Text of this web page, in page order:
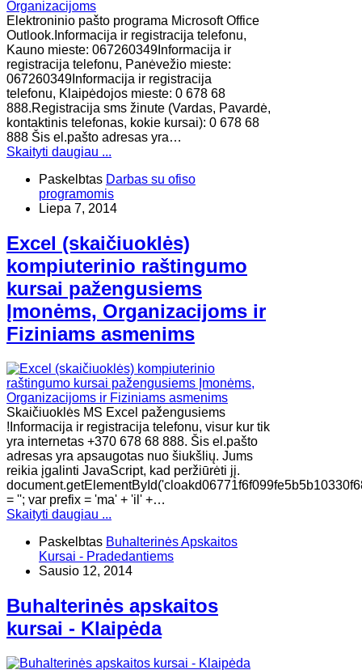
Elektroninio pašto programa Microsoft Office
Outlook.Informacija ir registracija telefonu,
Kauno mieste: 067260349Informacija ir
registracija telefonu, Panėvežio mieste:
067260349Informacija ir registracija
telefonu, Klaipėdojos mieste: 0 678 68
888.Registracija sms žinute (Vardas, Pavardė,
kontaktinis telefonas, kokie kursai): 0 678 68
888 Šis el.pašto adresas yra…
Skaityti daugiau ...
Paskelbtas Darbas su ofiso
programomis
Liepa 7, 2014
Excel (skaičiuoklės)
kompiuterinio raštingumo
kursai pažengusiems
Įmonėms, Organizacijoms ir
Fiziniams asmenims
Skaičiuoklės MS Excel pažengusiems
!Informacija ir registracija telefonu, visur kur tik
yra internetas +370 678 68 888. Šis el.pašto
adresas yra apsaugotas nuo šiukšlių. Jums
reikia įgalinti JavaScript, kad peržiūrėti jį.
= ''; var prefix = 'ma' + 'il' +…
Skaityti daugiau ...
Paskelbtas Buhalterinės Apskaitos
Kursai - Pradedantiems
Sausio 12, 2014
Buhalterinės apskaitos
kursai - Klaipėda